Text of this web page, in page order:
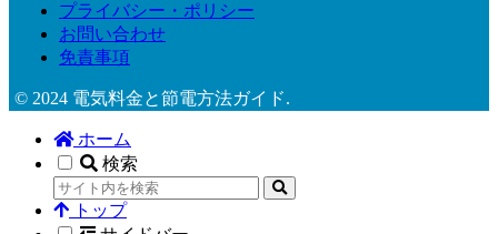
プライバシー・ポリシー
お問い合わせ
免責事項
© 2024 電気料金と節電方法ガイド.
ホーム
検索
トップ